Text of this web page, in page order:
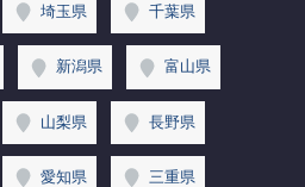
埼玉県 千葉県
新潟県 富山県
山梨県 長野県
愛知県 三重県